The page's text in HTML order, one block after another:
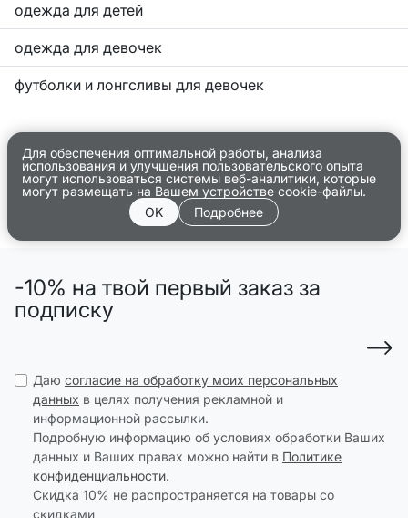
одежда для детей
одежда для девочек
футболки и лонгсливы для девочек
Для обеспечения оптимальной работы, анализа
использования и улучшения пользовательского опыта
могут использоваться системы веб-аналитики, которые
могут размещать на Вашем устройстве cookie-файлы.
OK
Подробнее
-10% на твой первый заказ за
подписку
Даю согласие на обработку моих персональных
данных в целях получения рекламной и
информационной рассылки.
Подробную информацию об условиях обработки Ваших
данных и Ваших правах можно найти в Политике
конфиденциальности.
Скидка 10% не распространяется на товары со
скидками